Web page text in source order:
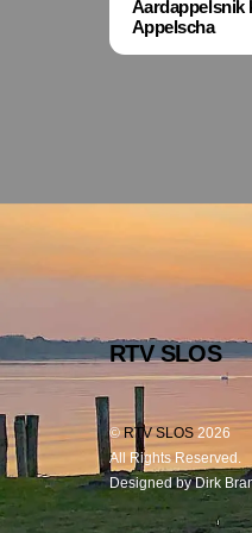
Aardappelsnik
Appelscha
RTV SLOS
©RTV SLOS 2026
All Rights Reserved.
Designed by Dirk